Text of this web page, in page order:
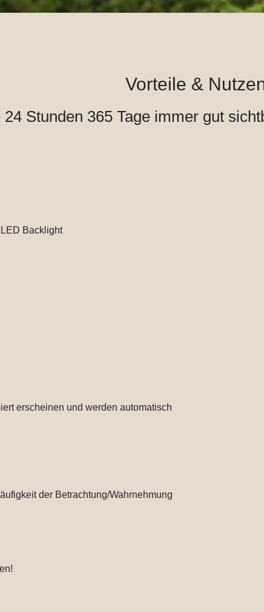
Vorteile &
Stunden 365 Tage immer gut
Backlight
erscheinen und werden automatisch
der Betrachtung/Wahrnehmung